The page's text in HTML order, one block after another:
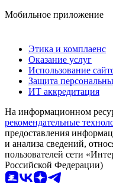
Мобильное приложение
Этика и комплаенс
Оказание услуг
Использование
Защита
ИТ аккредитация
На информационном
рекомендательные
предоставления
и анализа сведений,
пользователей сети
Российской Федерации)